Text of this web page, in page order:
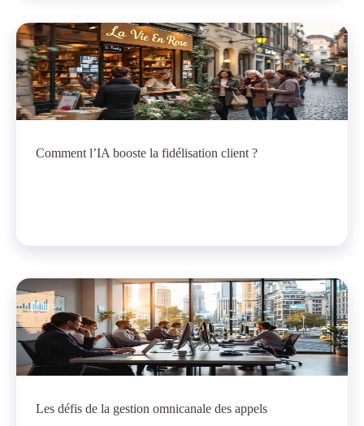
Comment l’IA booste la fidélisation client ?
Les défis de la gestion omnicanale des appels